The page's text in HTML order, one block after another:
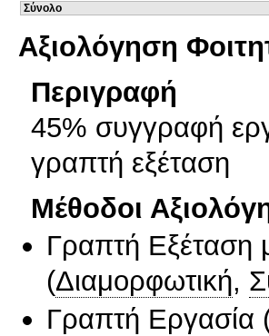
Σύνολο
Αξιολόγηση
Περιγραφή
45% συγγραφή
γραπτή εξέταση
Μέθοδοι
Γραπτή Εξέταση
(Διαμορφωτική,
Γραπτή Εργασία